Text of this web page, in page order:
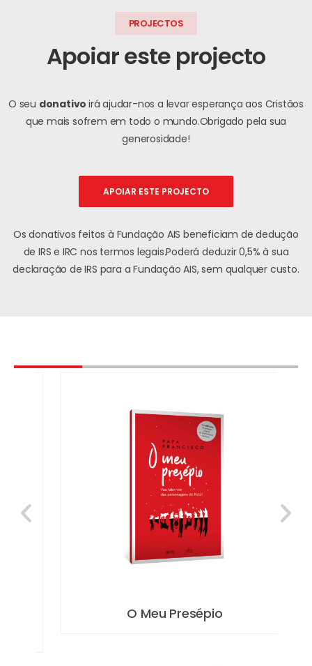
PROJECTOS
Apoiar este projecto
O seu donativo irá ajudar-nos a levar esperança aos Cristãos
que mais sofrem em todo o mundo.Obrigado pela sua
generosidade!
APOIAR ESTE PROJECTO
Os donativos feitos à Fundação AIS beneficiam de dedução
de IRS e IRC nos termos legais.Poderá deduzir 0,5% à sua
declaração de IRS para a Fundação AIS, sem qualquer custo.
O Meu Presépio